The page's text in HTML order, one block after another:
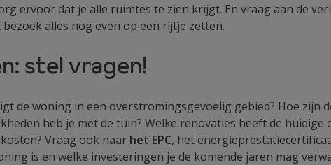
ervoor dat je alle ruimtes te zien krijgt. En vraag aan de
alles nog even op een rijtje zetten.
stel vragen!
de woning in een overstromingsgevoelig gebied? Hoe zijn
heb je met de tuin? Welke renovaties heeft de huidige
Vraag ook naar het EPC, het
is en welke investeringen je de komende jaren mag